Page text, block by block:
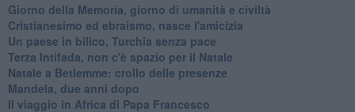
Giorno della Memoria, giorno di umanità e civiltà
Cristianesimo ed ebraismo, nasce l'amicizia
Un paese in bilico, Turchia senza pace
Terza Intifada, non c'è spazio per il Natale
Natale a Betlemme: crollo delle presenze
Mandela, due anni dopo
Il viaggio in Africa di Papa Francesco